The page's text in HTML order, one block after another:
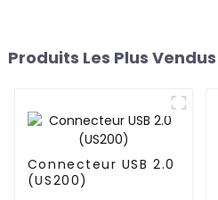
Produits Les Plus Vendus
Connecteur USB 2.0
(US200)